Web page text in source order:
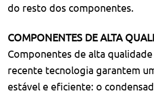
do resto dos componentes.
COMPONENTES DE ALTA
Componentes de alta qualidade
recente tecnologia garantem
estável e eficiente: o